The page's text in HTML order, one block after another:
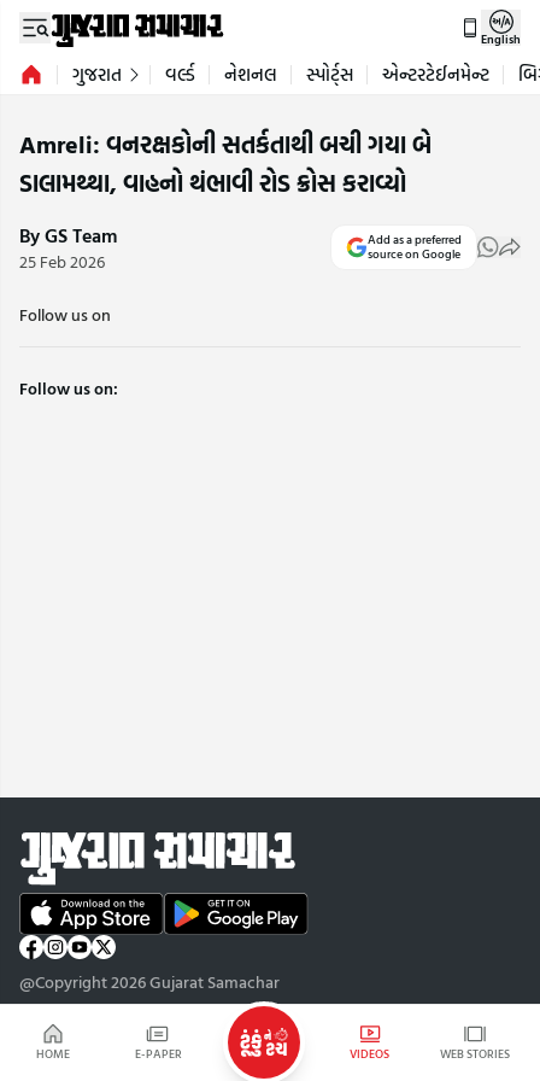
HOME E-PAPER VIDEOS WEB STORIES
English
ગુજરાત વર્લ્ડ નેશનલ સ્પોર્ટ્સ એન્ટરટેઈનમેન્ટ
Amreli: વનરક્ષકોની સતર્કતાથી બચી ગયા બે
ડાલામથ્થા, વાહનો થંભાવી રોડ ક્રોસ કરાવ્યો
By GS Team
25 Feb 2026
Add as a preferred
source on Google
Follow us on
Follow us on:
@Copyright 2026 Gujarat Samachar